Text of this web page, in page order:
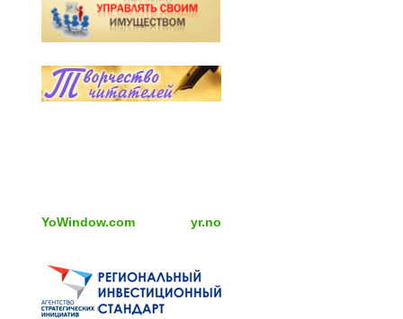
YoWindow.com yr.no